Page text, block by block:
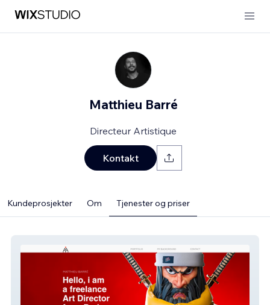
Matthieu Barré
Directeur Artistique
Kontakt
Kundeprosjekter Om Tjenester og priser